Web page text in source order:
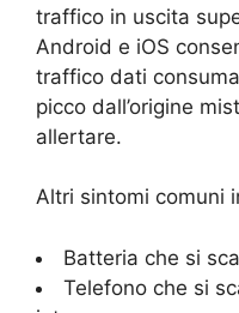
traffico in uscita
Android e iOS
traffico dati
picco dall’origine
allertare.
Altri sintomi comuni
Batteria che si
Telefono che si